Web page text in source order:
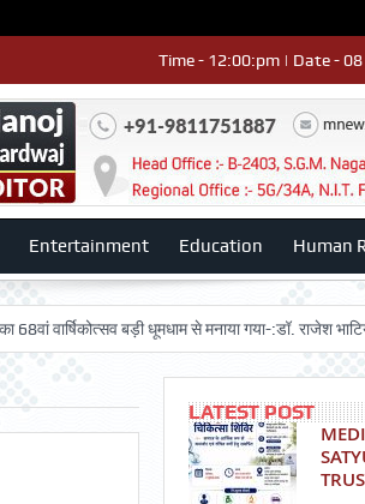
Time - 12:00:pm | Date -
Entertainment Education Human
बड़ी धूमधाम से मनाया गया-:डॉ. राजेश भाटिया
LATEST POST